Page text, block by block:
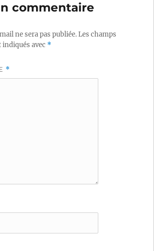
commentaire
ne sera pas publiée.Les champs
avec *
*